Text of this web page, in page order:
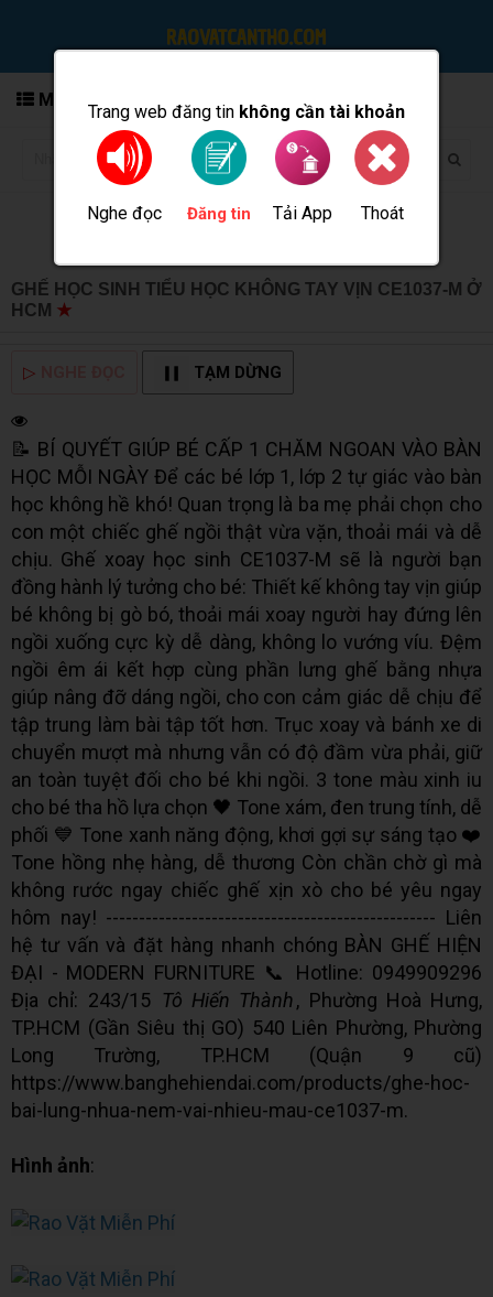
Trang web đăng tin không cần tài khoản
Nghe đọc Đăng tin Tải App Thoát
MENU
GHẾ HỌC SINH TIỂU HỌC KHÔNG TAY VỊN CE1037-M Ở
HCM ★
▷ TẠM DỪNG
📝 BÍ QUYẾT GIÚP BÉ CẤP 1 CHĂM NGOAN VÀO BÀN
HỌC MỖI NGÀY Để các bé lớp 1, lớp 2 tự giác vào bàn
học không hề khó! Quan trọng là ba mẹ phải chọn cho
con một chiếc ghế ngồi thật vừa vặn, thoải mái và dễ
chịu. Ghế xoay học sinh CE1037-M sẽ là người bạn
đồng hành lý tưởng cho bé: Thiết kế không tay vịn giúp
bé không bị gò bó, thoải mái xoay người hay đứng lên
ngồi xuống cực kỳ dễ dàng, không lo vướng víu. Đệm
ngồi êm ái kết hợp cùng phần lưng ghế bằng nhựa
giúp nâng đỡ dáng ngồi, cho con cảm giác dễ chịu để
tập trung làm bài tập tốt hơn. Trục xoay và bánh xe di
chuyển mượt mà nhưng vẫn có độ đầm vừa phải, giữ
an toàn tuyệt đối cho bé khi ngồi. 3 tone màu xinh iu
cho bé tha hồ lựa chọn 🖤 Tone xám, đen trung tính, dễ
phối 💙 Tone xanh năng động, khơi gợi sự sáng tạo ❤️
Tone hồng nhẹ hàng, dễ thương Còn chần chờ gì mà
không rước ngay chiếc ghế xịn xò cho bé yêu ngay
hôm nay! -------------------------------------------------- Liên
hệ tư vấn và đặt hàng nhanh chóng BÀN GHẾ HIỆN
ĐẠI - MODERN FURNITURE 📞 Hotline: 0949909296
Địa chỉ: 243/15 Tô Hiến Thành, Phường Hoà Hưng,
TP.HCM (Gần Siêu thị GO) 540 Liên Phường, Phường
Long Trường, TP.HCM (Quận 9 cũ)
https://www.banghehiendai.com/products/ghe-hoc-
bai-lung-nhua-nem-vai-nhieu-mau-ce1037-m.
Hình ảnh: